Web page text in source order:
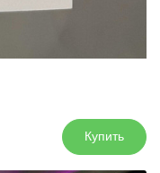
Купить